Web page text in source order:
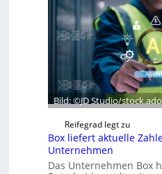
Bild: ©JD Studio/
Reifegrad legt zu
Box liefert aktuelle
Unternehmen
Das Unternehmen Box